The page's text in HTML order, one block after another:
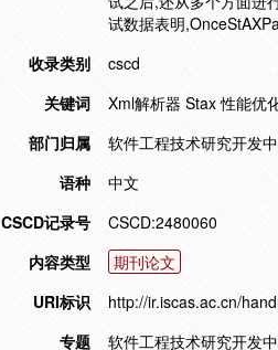
试数据表明
收录类别
cscd
关键词
Xml解析器 Stax 性能优
部门归属
软件工程技术研究开发
语种
中文
CSCD记录号
CSCD:2480060
内容类型
期刊论文
URI标识
http://ir.iscas.ac.cn/
专题
软件工程技术研究开发